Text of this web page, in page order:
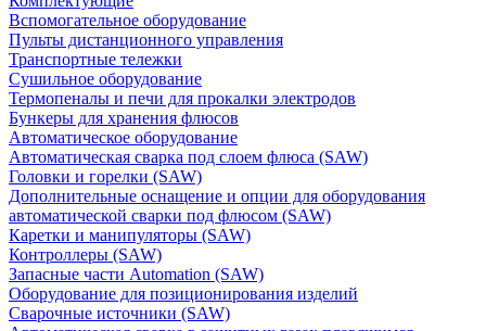
Вспомогательное оборудование
Пульты дистанционного управления
Транспортные тележки
Сушильное оборудование
Термопеналы и печи для прокалки электродов
Бункеры для хранения флюсов
Автоматическое оборудование
Автоматическая сварка под слоем флюса (SAW)
Головки и горелки (SAW)
Дополнительные оснащение и опции для оборудования
автоматической сварки под флюсом (SAW)
Каретки и манипуляторы (SAW)
Контроллеры (SAW)
Запасные части Automation (SAW)
Оборудование для позиционирования изделий
Сварочные источники (SAW)